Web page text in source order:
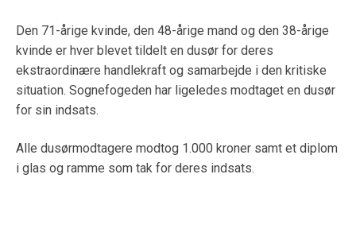
Den 71-årige kvinde, den 48-årige mand og den 38-årige
kvinde er hver blevet tildelt en dusør for deres
ekstraordinære handlekraft og samarbejde i den kritiske
situation. Sognefogeden har ligeledes modtaget en dusør
for sin indsats.
Alle dusørmodtagere modtog 1.000 kroner samt et diplom
i glas og ramme som tak for deres indsats.